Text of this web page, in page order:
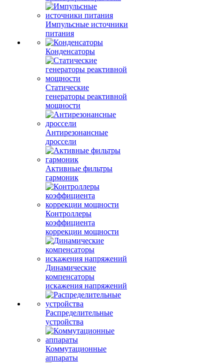
Импульсные источники
питания
Конденсаторы
Статические
генераторы реактивной
мощности
Антирезонансные
дроссели
Активные фильтры
гармоник
Контроллеры
коэффициента
коррекции мощности
Динамические
компенсаторы
искажения напряжений
Распределительные
устройства
Коммутационные
аппараты